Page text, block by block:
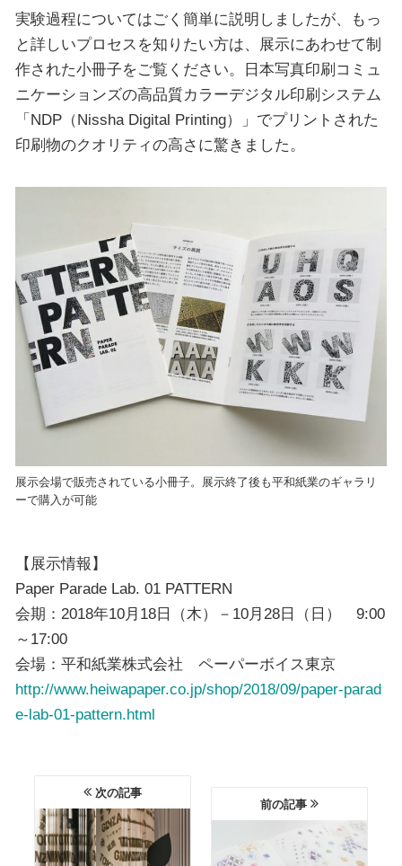
実験過程についてはごく簡単に説明しましたが、もっ
と詳しいプロセスを知りたい方は、展示にあわせて制
作された小冊子をご覧ください。日本写真印刷コミュ
ニケーションズの高品質カラーデジタル印刷システム
「NDP（Nissha Digital Printing）」でプリントされた
印刷物のクオリティの高さに驚きました。
展示会場で販売されている小冊子。展示終了後も平和紙業のギャラリ
ーで購入が可能
【展示情報】
Paper Parade Lab. 01 PATTERN
会期：2018年10月18日（木）－10月28日（日） 9:00
～17:00
会場：平和紙業株式会社 ペーパーボイス東京
http://www.heiwapaper.co.jp/shop/2018/09/paper-parad
e-lab-01-pattern.html
次の記事
前の記事